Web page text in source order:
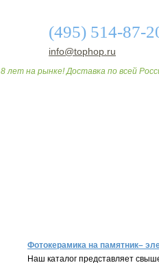
(495) 514-87-
info@tophop.ru
8 лет на рынке! Доставка по всей
Фотокерамика на памятник–
Наш каталог представляет